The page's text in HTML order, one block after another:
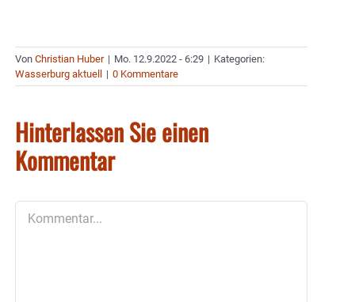
Von Christian Huber | Mo. 12.9.2022 - 6:29 | Kategorien:
Wasserburg aktuell
| 0 Kommentare
Hinterlassen Sie einen
Kommentar